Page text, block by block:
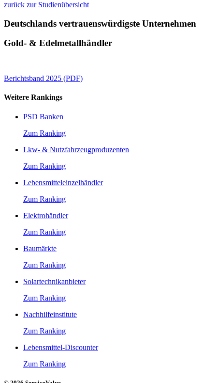
zurück zur Studienübersicht
Deutschlands vertrauenswürdigste Unternehmen
Gold- & Edelmetallhändler
Berichtsband 2025 (PDF)
Weitere Rankings
PSD Banken
Zum Ranking
Lkw- & Nutzfahrzeugproduzenten
Zum Ranking
Lebensmitteleinzelhändler
Zum Ranking
Elektrohändler
Zum Ranking
Baumärkte
Zum Ranking
Solartechnikanbieter
Zum Ranking
Nachhilfeinstitute
Zum Ranking
Lebensmittel-Discounter
Zum Ranking